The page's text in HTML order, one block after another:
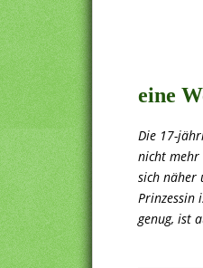
eine
Die 17-
nicht mehr
sich näher
Prinzessin
genug, ist